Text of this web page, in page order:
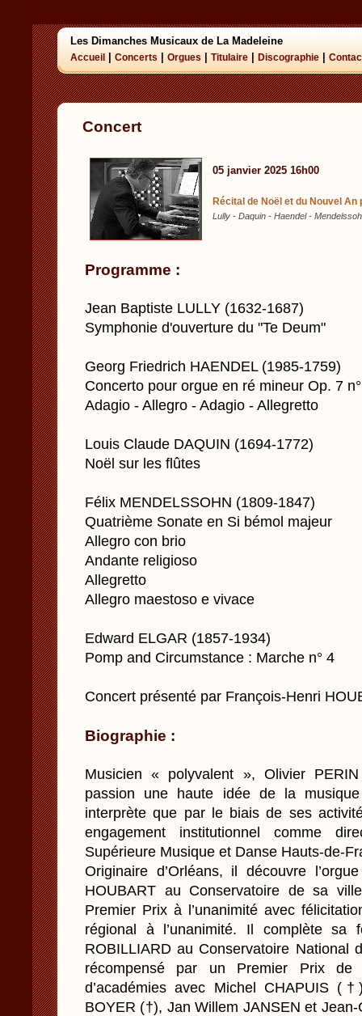
Les Dimanches Musicaux de La Madeleine
Accueil Concerts Orgues Titulaire Discographie
Concert
05 janvier 2025 16h00
Récital de Noël et du Nouvel
Lully - Daquin - Haendel -
Programme :
Jean Baptiste LULLY (1632-1687)
Symphonie d'ouverture du "Te Deum"
Georg Friedrich HAENDEL (1985-1759)
Concerto pour orgue en ré mineur Op. 7
Adagio - Allegro - Adagio - Allegretto
Louis Claude DAQUIN (1694-1772)
Noël sur les flûtes
Félix MENDELSSOHN (1809-1847)
Quatrième Sonate en Si bémol majeur
Allegro con brio
Andante religioso
Allegretto
Allegro maestoso e vivace
Edward ELGAR (1857-1934)
Pomp and Circumstance : Marche n° 4
Concert présenté par François-Henri
Biographie :
Musicien « polyvalent », Olivier
passion une haute idée de la
interprète que par le biais de ses
engagement institutionnel comme
Supérieure Musique et Danse Hauts-de-
Originaire d’Orléans, il découvre
HOUBART au Conservatoire de sa
Premier Prix à l’unanimité avec
régional à l’unanimité. Il complète sa
ROBILLIARD au Conservatoire National
récompensé par un Premier Prix de
d’académies avec Michel CHAPUIS
BOYER (†), Jan Willem JANSEN et